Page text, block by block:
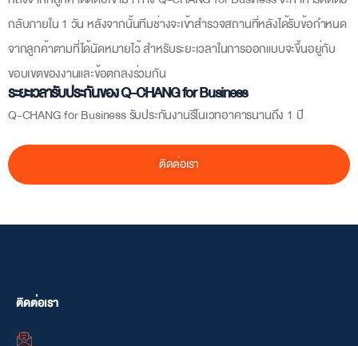
เก่าที่เสื่อมตามอายุ (ยกเว้นงานทุบสร้างใหม่)
งานซ่อมเเซมโครงไม้หรืออาคารไม้
งานซ่อมเเซมหลังคาบางประเภท : กระเบื้องดินเผา , ชิงเกิ้ลรูฟ (ยกเว้
นรื้อเเละมุงใหม่)
งานสั่งทำพิเศษเเละงานที่พื้นที่การทำงานไม่ตรงตามเงื่อนไขของทางคิว
ช่าง
ระยะเวลาในการดำเนินงานรีโนเวทร้านกาแฟ
กลับภายใน 1 วัน หลังจากนั้นทีมช่างจะเข้าสำรวจสถานที่หลังได้รับข้อกำหนด
ระยะเวลารับประกันของ Q-CHANG for Business
Q-CHANG for Business รับประกันงาน